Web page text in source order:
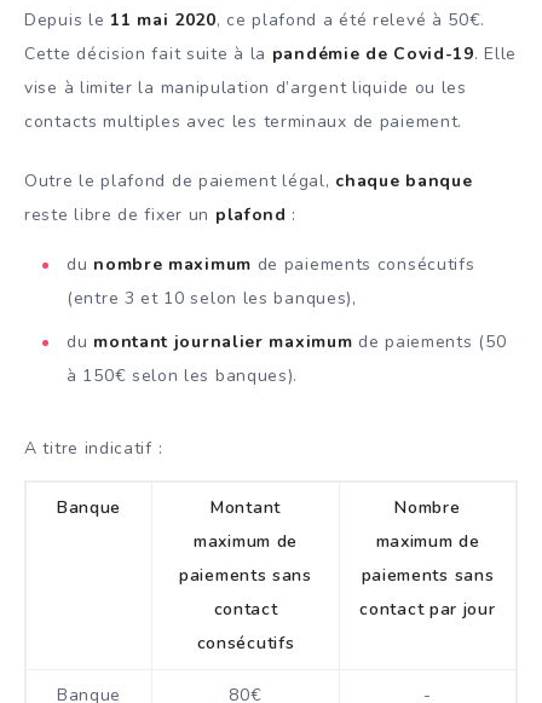
Depuis le 11 mai 2020, ce plafond a été relevé à 50€.
Cette décision fait suite à la pandémie de Covid-19. Elle
vise à limiter la manipulation d’argent liquide ou les
contacts multiples avec les terminaux de paiement.
Outre le plafond de paiement légal, chaque banque
reste libre de fixer un plafond :
du nombre maximum de paiements consécutifs
(entre 3 et 10 selon les banques),
du montant journalier maximum de paiements (50
à 150€ selon les banques).
A titre indicatif :
Banque
Montant
maximum de
paiements sans
contact
consécutifs
Nombre
maximum de
paiements sans
contact par jour
Banque 80€ -